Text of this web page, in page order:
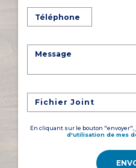
Fichier Joint
En cliquant sur le bouton "envoyer",
d'utilisation de mes